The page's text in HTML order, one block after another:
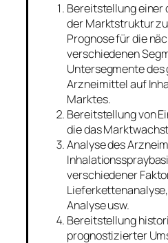
Bereitstellung einer
der Marktstruktur
Prognose für die
verschiedenen
Untersegmente des
Arzneimittel auf
Marktes.
Bereitstellung von
die das
Analyse des
verschiedener
Analyse usw.
Bereitstellung
prognostizierter